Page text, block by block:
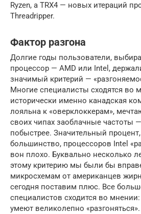
Ryzen, а TRX4 — новых итераций
Threadripper.
Фактор разгона
Долгие годы пользователи,
процессор — AMD или Intel,
значимый критерий —
Многие специалисты сходятся во
исторически именно канадская
лояльна к «оверклоккерам»,
своих чипах заоблачные частоты
побыстрее. Значительный
большинство, процессоров Intel
вон плохо. Буквально несколько
этому критерию мы были бы
микросхемам от американцев
сегодня поставим плюс. Все
специалистов сходится во
умеют великолепно